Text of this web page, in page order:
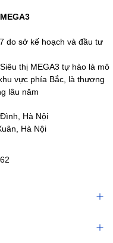
do sở kế hoạch và đầu tư
thị MEGA3 tự hào là mô
vực phía Bắc, là thương
lâu năm
Hà Nội
Hà Nội